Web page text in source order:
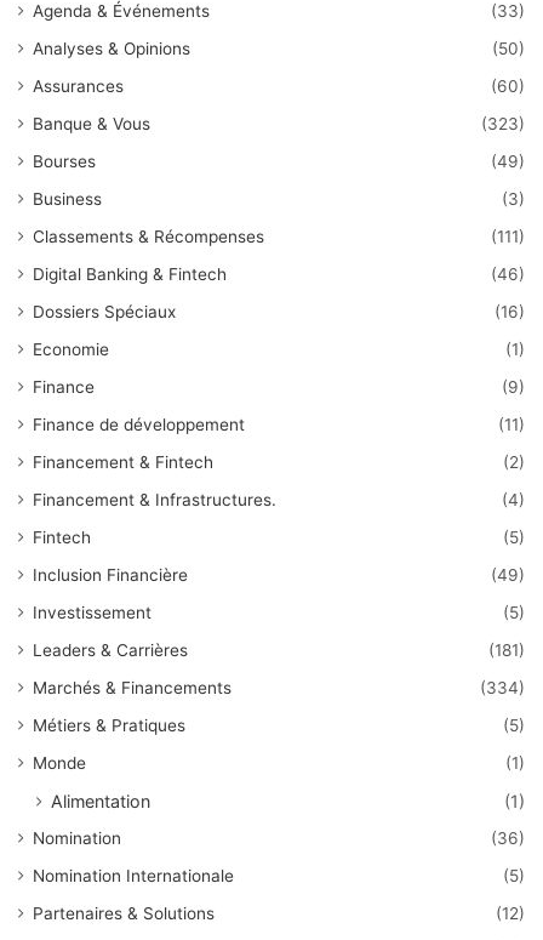
Agenda & Événements
(33)
Analyses & Opinions
(50)
Assurances
(60)
Banque & Vous
(323)
Bourses
(49)
Business
(3)
Classements & Récompenses
(111)
Digital Banking & Fintech
(46)
Dossiers Spéciaux
(16)
Economie
(1)
Finance
(9)
Finance de développement
(11)
Financement & Fintech
(2)
Financement & Infrastructures.
(4)
Fintech
(5)
Inclusion Financière
(49)
Investissement
(5)
Leaders & Carrières
(181)
Marchés & Financements
(334)
Métiers & Pratiques
(5)
Monde
(1)
Alimentation (1)
Nomination
(36)
Nomination Internationale
(5)
Partenaires & Solutions
(12)